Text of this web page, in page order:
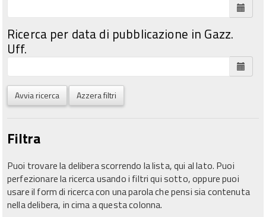
Ricerca per data di pubblicazione in Gazz.
Uff.
Avvia ricerca Azzera filtri
Filtra
Puoi trovare la delibera scorrendo la lista, qui al lato. Puoi
perfezionare la ricerca usando i filtri qui sotto, oppure puoi
usare il form di ricerca con una parola che pensi sia contenuta
nella delibera, in cima a questa colonna.